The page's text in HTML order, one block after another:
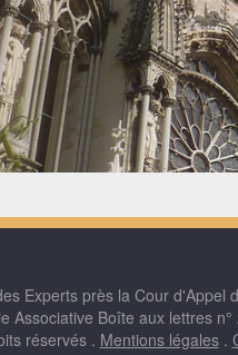
Experts près la Cour d'Appel
Associative Boîte aux lettres
réservés . Mentions légales.